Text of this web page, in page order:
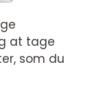
at tage
som du